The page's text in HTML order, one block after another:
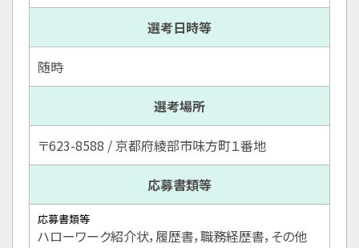
選考日時等
随時
選考場所
〒623-8588 / 京都府綾部市味方町１番地
応募書類等
応募書類等
ハローワーク紹介状，履歴書，職務経歴書，その他